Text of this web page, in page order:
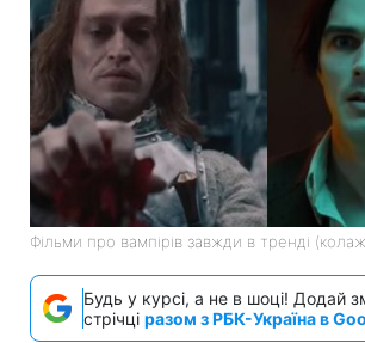
Фільми про вампірів завжди в тренді
Будь у курсі, а не в шоці! Додай
стрічці разом з РБК-Україна в